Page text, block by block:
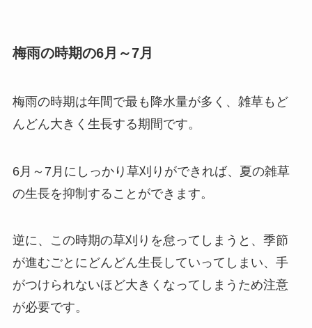
梅雨の時期の6月～7月
梅雨の時期は年間で最も降水量が多く、雑草もど
んどん大きく生長する期間です。
6月～7月にしっかり草刈りができれば、 夏の雑草
の生長を抑制することができます。
逆に、この時期の草刈りを怠ってしまうと、季節
が進むごとにどんどん生長していってしまい、手
がつけられないほど大きくなってしまうため注意
が必要です。